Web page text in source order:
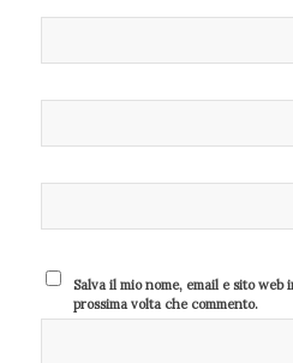
Salva il mio nome, email e sito web
prossima volta che commento.